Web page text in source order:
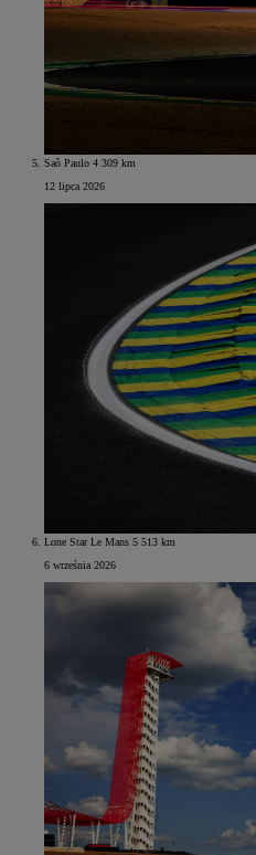
Saõ Paulo 4 309 km
12 lipca 2026
Lone Star Le Mans 5 513 km
6 września 2026